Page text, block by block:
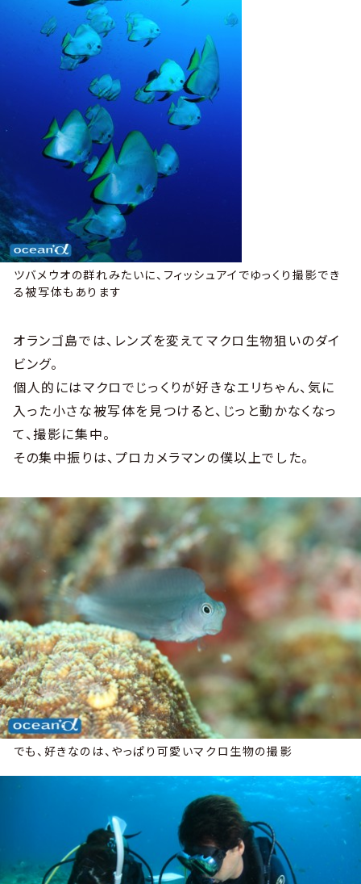
ツバメウオの群れみたいに、フィッシュアイでゆっくり撮影でき
る被写体もあります
オランゴ島では、レンズを変えてマクロ生物狙いのダイ
ビング。
個人的にはマクロでじっくりが好きなエリちゃん、気に
入った小さな被写体を見つけると、じっと動かなくなっ
て、撮影に集中。
その集中振りは、プロカメラマンの僕以上でした。
でも、好きなのは、やっぱり可愛いマクロ生物の撮影